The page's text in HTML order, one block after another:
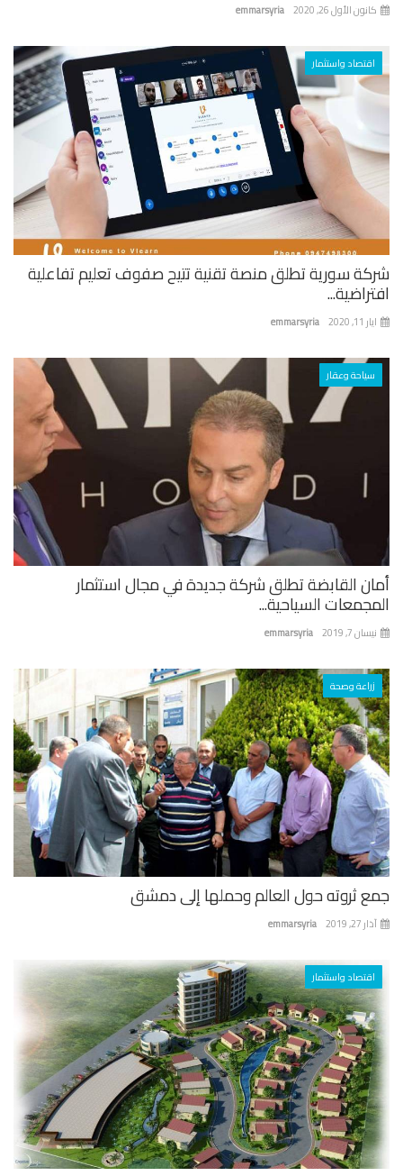
emmarsyria الأول 26, 2020
اقتصاد واستثمار
سورية تطلق منصة تقنية تتيح صفوف تعليم تفاعلية
emmarsyria
سياحة وعقار
القابضة تطلق شركة جديدة في مجال استثمار
السياحية...
emmarsyria 7, 2019
زراعة وصحة
ثروته حول العالم وحملها إلى دمشق
emmarsyria 27, 2019
اقتصاد واستثمار